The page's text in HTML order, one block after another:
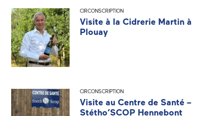
CIRCONSCRIPTION
Visite à la Cidrerie Martin à
Plouay
CIRCONSCRIPTION
Visite au Centre de Santé –
Stétho’SCOP Hennebont